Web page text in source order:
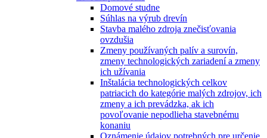
Domové studne
Súhlas na výrub drevín
Stavba malého zdroja znečisťovania
ovzdušia
Zmeny používaných palív a surovín,
zmeny technologických zariadení a zmeny
ich užívania
Inštalácia technologických celkov
patriacich do kategórie malých zdrojov, ich
zmeny a ich prevádzka, ak ich
povoľovanie nepodlieha stavebnému
konaniu
Oznámenie údajov potrebných pre určenie